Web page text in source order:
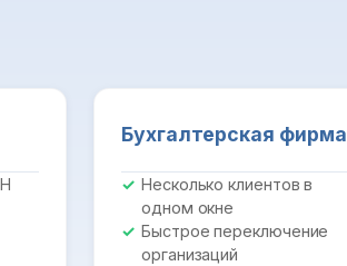
Бухгалтерская фирма
Несколько клиентов в
одном окне
Быстрое переключение
организаций